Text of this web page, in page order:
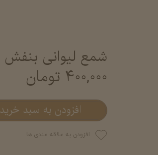
شمع لیوانی بنفش
۴۰۰,۰۰۰ تومان
افزودن به سبد خرید
افزودن به علاقه مندی ها